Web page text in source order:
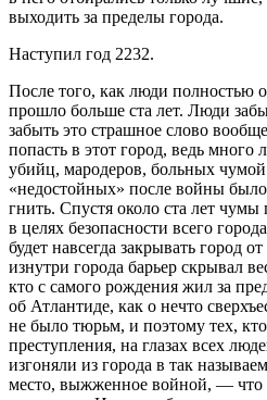
выходить за пределы города.
Наступил год 2232.
После того, как люди полностью
прошло больше ста лет. Люди
забыть это страшное слово
попасть в этот город, ведь много
убийц, мародеров, больных
«недостойных» после войны
гнить. Спустя около ста лет чумы
в целях безопасности всего
будет навсегда закрывать город
изнутри города барьер скрывал
кто с самого рождения жил за
об Атлантиде, как о нечто
не было тюрьм, и поэтому тех,
преступления, на глазах всех
изгоняли из города в так
место, выжженное войной, — что